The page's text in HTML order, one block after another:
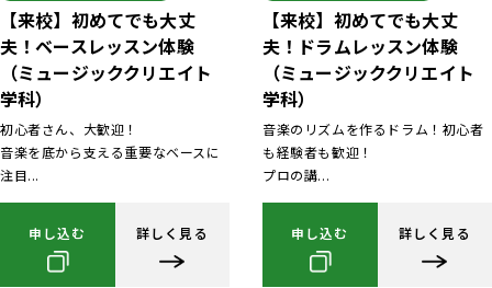
【来校】初めてでも大丈
夫！ベースレッスン体験
（ミュージッククリエイト
学科）
初心者さん、大歓迎！
音楽を底から支える重要なベースに
注目...
申し込む 詳しく見る
【来校】初めてでも大丈
夫！ドラムレッスン体験
（ミュージッククリエイト
学科）
音楽のリズムを作るドラム！初心者
も経験者も歓迎！
プロの講...
申し込む 詳しく見る